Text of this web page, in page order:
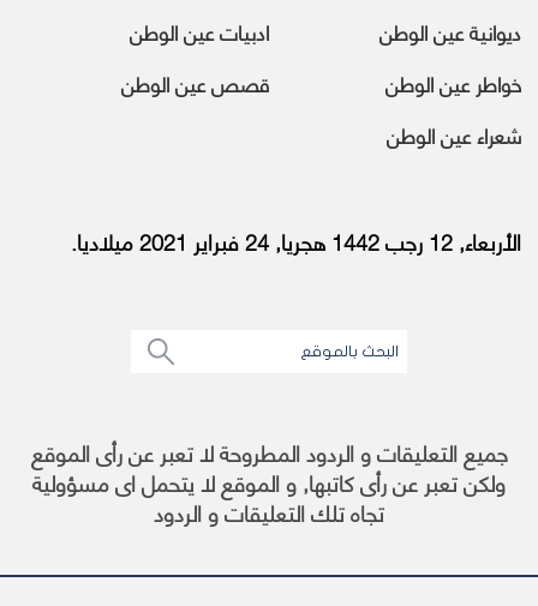
ديوانية عين الوطن
ادبيات عين الوطن
خواطر عين الوطن
قصص عين الوطن
شعراء عين الوطن
الأربعاء, 12 رجب 1442 هجريا, 24 فبراير 2021 ميلاديا.
جميع التعليقات و الردود المطروحة لا تعبر عن رأى الموقع
ولكن تعبر عن رأى كاتبها, و الموقع لا يتحمل اى مسؤولية
تجاه تلك التعليقات و الردود